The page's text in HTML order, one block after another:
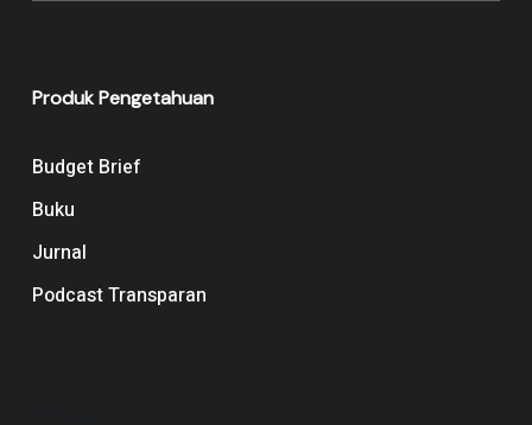
Produk Pengetahuan
Budget Brief
Buku
Jurnal
Podcast Transparan